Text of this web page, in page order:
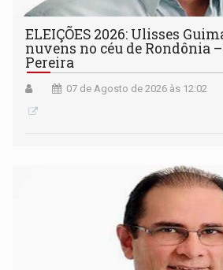
ELEIÇÕES 2026: Ulisses
nuvens no céu de Rondônia
Pereira
07 de Agosto de 2026 às 12:02